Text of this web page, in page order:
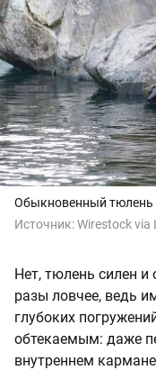
Обыкновенный тюлень
Источник:Wirestock via
Нет, тюлень силен и
разы ловчее, ведь
глубоких
обтекаемым: даже
внутреннем